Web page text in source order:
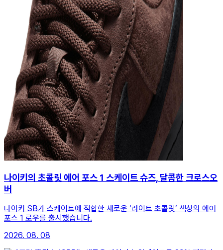
나이키의 초콜릿 에어 포스 1 스케이트 슈즈, 달콤한 크로스오
버
나이키 SB가 스케이트에 적합한 새로운 ‘라이트 초콜릿’ 색상의 에어
포스 1 로우를 출시했습니다.
2026. 08. 08